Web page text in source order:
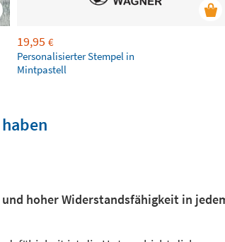
19,95 €
Personalisierter Stempel in
Mintpastell
hoher Widerstandsfähigkeit in